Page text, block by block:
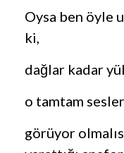
Oysa ben öyle
ki,
dağlar kadar
o tamtam
görüyor